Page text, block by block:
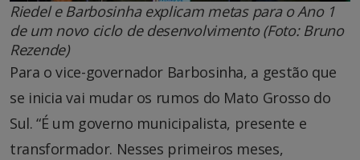
Riedel e Barbosinha explicam metas para o Ano 1
de um novo ciclo de desenvolvimento (Foto: Bruno
Rezende)
Para o vice-governador Barbosinha, a gestão que
se inicia vai mudar os rumos do Mato Grosso do
Sul. “É um governo municipalista, presente e
transformador. Nesses primeiros meses,